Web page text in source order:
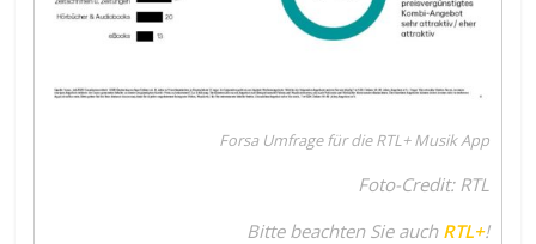
Forsa Umfrage für die RTL+ Musik App
Foto-Credit: RTL
Bitte beachten Sie auch RTL+!